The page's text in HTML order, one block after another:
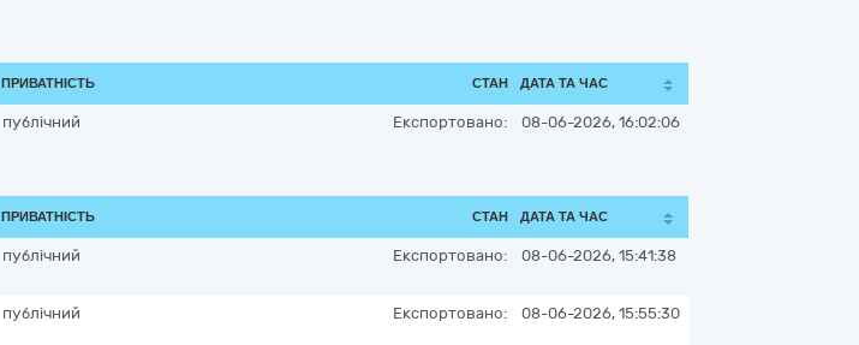
ПРИВАТНІСТЬ СТАН ДАТА ТА ЧАС
публічний Експортовано: 08-06-2026, 16:02:06
ПРИВАТНІСТЬ СТАН ДАТА ТА ЧАС
публічний Експортовано: 08-06-2026, 15:41:38
публічний Експортовано: 08-06-2026, 15:55:30